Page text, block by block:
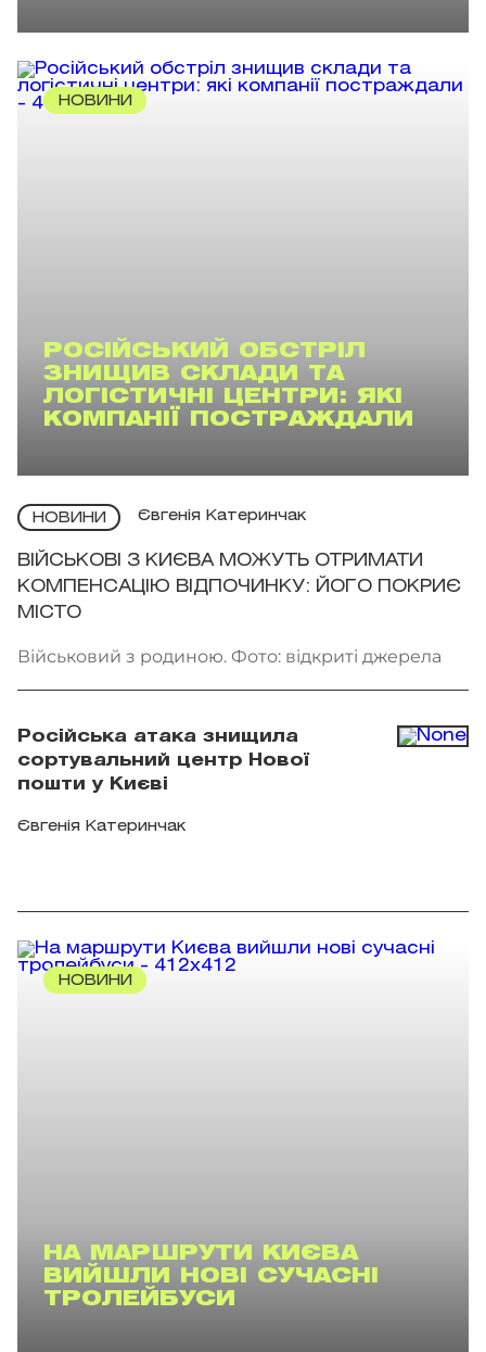
НОВИНИ
РОСІЙСЬКИЙ ОБСТРІЛ
ЗНИЩИВ СКЛАДИ ТА
ЛОГІСТИЧНІ ЦЕНТРИ: ЯКІ
КОМПАНІЇ ПОСТРАЖДАЛИ
НОВИНИ Євгенія Катеринчак
ВІЙСЬКОВІ З КИЄВА МОЖУТЬ ОТРИМАТИ
КОМПЕНСАЦІЮ ВІДПОЧИНКУ: ЙОГО ПОКРИЄ
МІСТО
Військовий з родиною. Фото: відкриті джерела
Російська атака знищила
сортувальний центр Нової
пошти у Києві
Євгенія Катеринчак
НОВИНИ
НА МАРШРУТИ КИЄВА
ВИЙШЛИ НОВІ СУЧАСНІ
ТРОЛЕЙБУСИ